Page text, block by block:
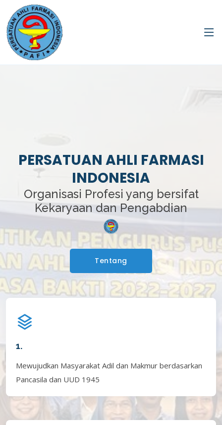
PERSATUAN AHLI FARMASI
INDONESIA
Organisasi Profesi yang bersifat
Kekaryaan dan Pengabdian
Tentang
1.
Mewujudkan Masyarakat Adil dan Makmur berdasarkan
Pancasila dan UUD 1945